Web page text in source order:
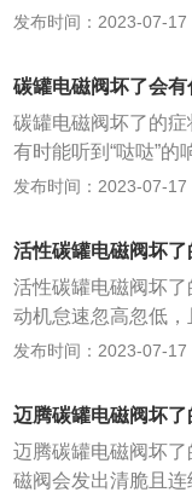
困难，或者好不容
充满整个碳罐，其余
油。反之，如果电
断加浓的状态，同时
不会发出降低喷油量
发动机熄火，以及热
这样既环保又节能。
动机，致使发动机
火无力现象。汽车
入发动机燃烧。碳
内无真空吸力，此时
常，如果此时真空
端子1上是否有电压
开点火开关时，供
换。
转/分以上转速运行
加速无力，这个时候
发动机熄火或不易
灭。此时要注意检
发布时间：2023-07-17
碳罐电磁阀坏了会
碳罐电磁阀坏了的
有时能听到“哒哒”
火，且很易熄火，
装在汽车或摩托车
油效率的装置。碳
重。
发布时间：2023-07-17
活性碳罐电磁阀坏了
活性碳罐电磁阀坏
动机怠速忽高忽低
更多介绍：1、碳罐
的。2、碳罐电磁阀
碳罐内贮存的油蒸
阀损坏，不仅会增加
发布时间：2023-07-17
迈腾碳罐电磁阀坏了
迈腾碳罐电磁阀坏
磁阀会发出清脆且连